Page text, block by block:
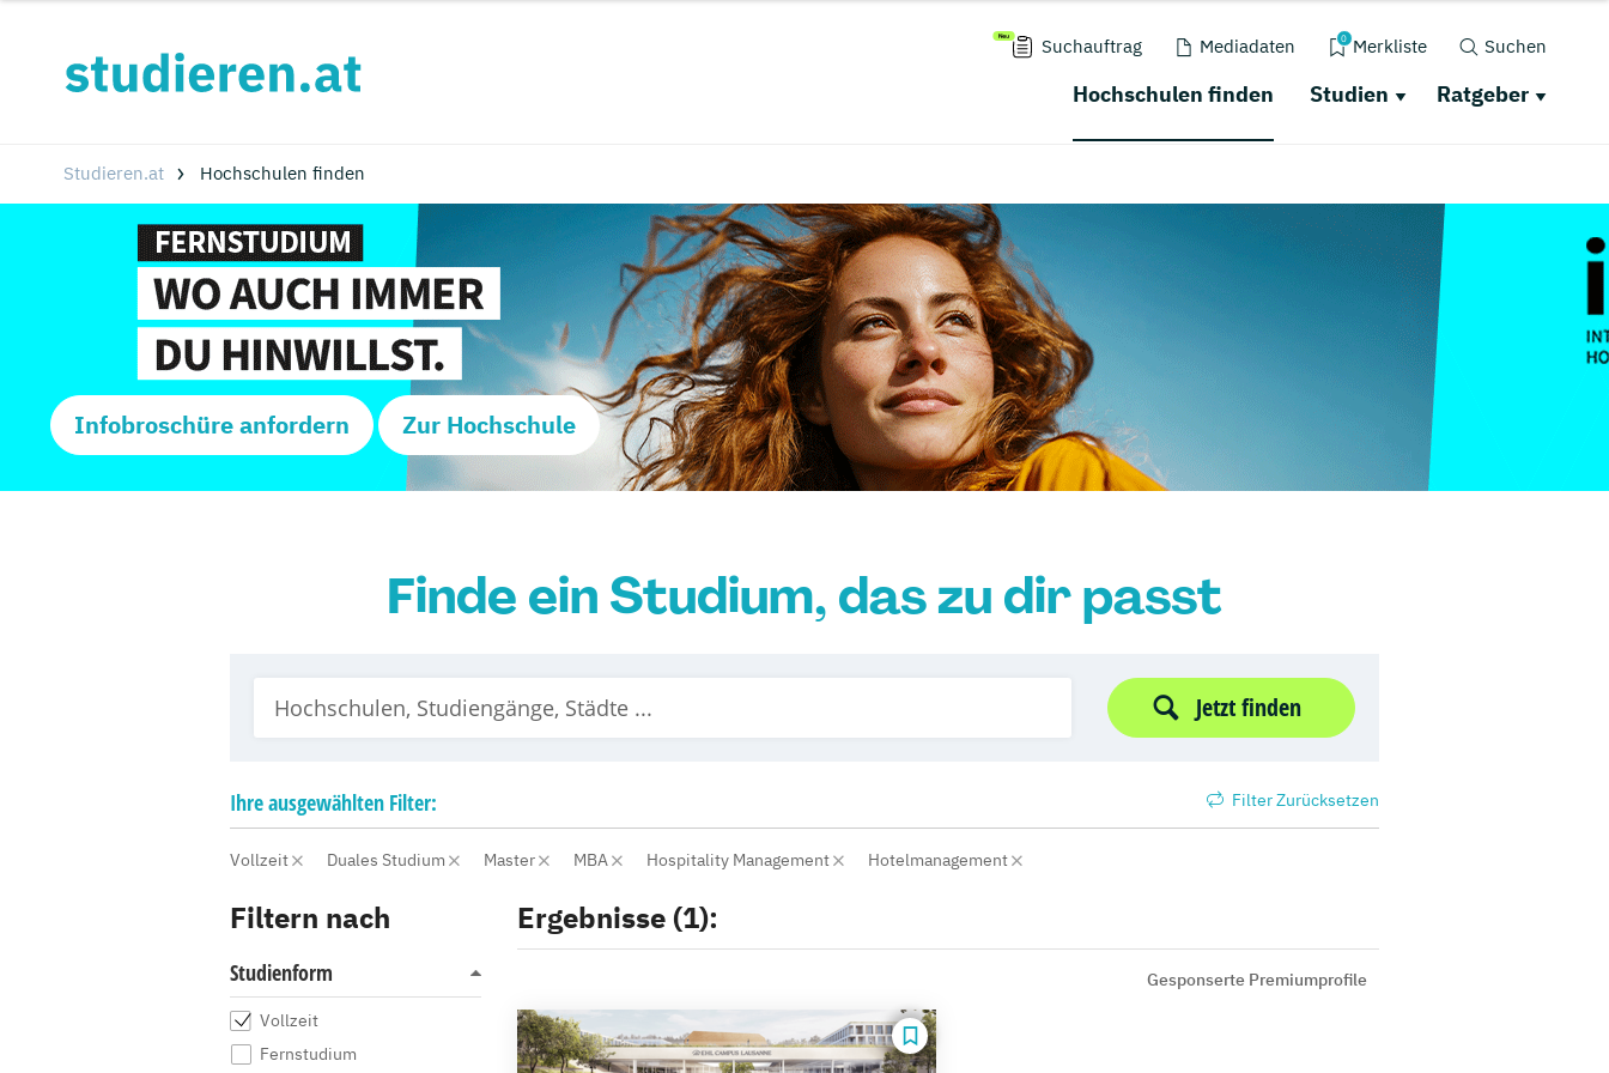
Suchauftrag Mediadaten 0 Merkliste Suchen
Hochschulen finden Studien Ratgeber
Studieren.at Hochschulen finden
Infobroschüre anfordern Zur Hochschule
Finde ein Studium, das zu dir passt
Jetzt finden
Ihreausgewählten Filter: Filter Zurücksetzen
Vollzeit Duales Studium Master MBA Hospitality Management Hotelmanagement
Filtern nach
Studienform
Vollzeit
Fernstudium
Ergebnisse (1):
Gesponserte Premiumprofile